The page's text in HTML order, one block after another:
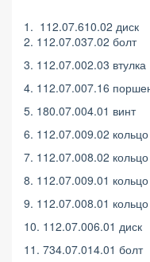
1. 112.07.610.02 диск
2. 112.07.037.02 болт
3. 112.07.002.03 втулка
4. 112.07.007.16
5. 180.07.004.01 винт
6. 112.07.009.02 кольцо
7. 112.07.008.02 кольцо
8. 112.07.009.01 кольцо
9. 112.07.008.01 кольцо
10. 112.07.006.01 диск
11. 734.07.014.01 болт